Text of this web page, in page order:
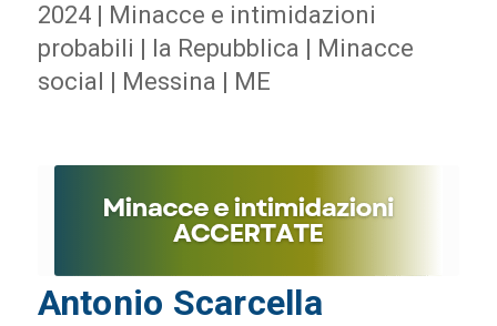
2024 | Minacce e intimidazioni
probabili | la Repubblica | Minacce
social | Messina | ME
Antonio Scarcella